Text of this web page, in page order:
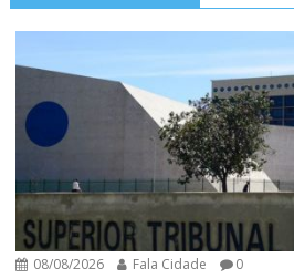
08/08/2026 Fala Cidade 0